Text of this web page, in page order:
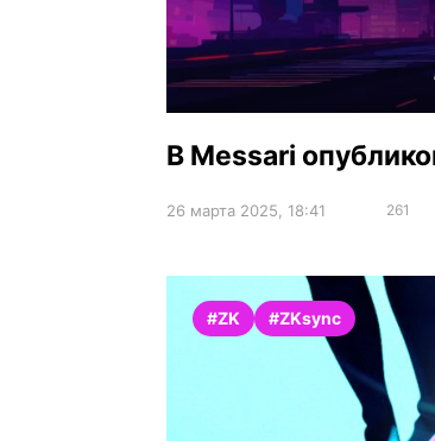
В Messari
26 марта 2025, 18:41 261
#ZK #ZKsync